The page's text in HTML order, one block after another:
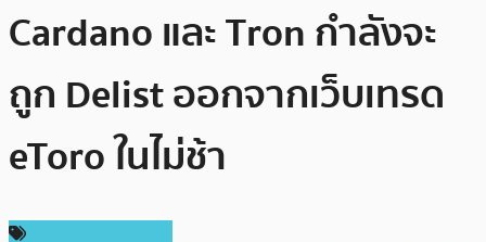
Cardano และ Tron กำลังจะ
ถูก Delist ออกจากเว็บเทรด
eToro ในไม่ช้า